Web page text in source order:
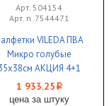
Арт. 504154
Арт. п. 7544471
VILEDA ПВА
Микро голубые
АКЦИЯ 4+1
шт 1/20
1 933.25 i
цена за штуку